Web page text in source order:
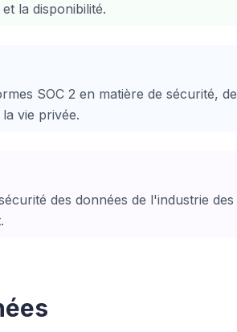
la disponibilité.
SOC 2 en matière de sécurité, de
vie privée.
des données de l'industrie des